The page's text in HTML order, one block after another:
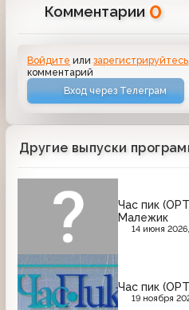
Комментарии 0
Войдите илизарегистрируйтесь
комментарий
Вход через Телеграм
Другие выпуски
Час пик
Малежик
14 июня
Час пик
19 ноября